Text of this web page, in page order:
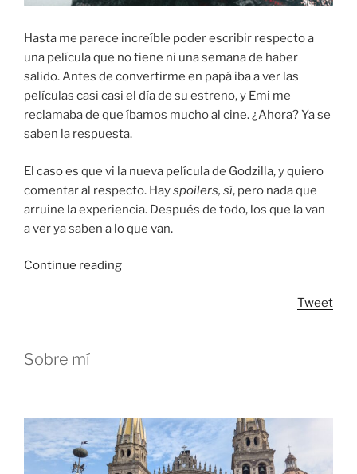
Hasta me parece increíble poder escribir respecto a
una película que no tiene ni una semana de haber
salido. Antes de convertirme en papá iba a ver las
películas casi casi el día de su estreno, y Emi me
reclamaba de que íbamos mucho al cine. ¿Ahora? Ya se
saben la respuesta.
El caso es que vi la nueva película de Godzilla, y quiero
comentar al respecto. Hayspoilers, sí, pero nada que
arruine la experiencia. Después de todo, los que la van
a ver ya saben a lo que van.
Continue reading“Shin
Tweet
Sobre mí